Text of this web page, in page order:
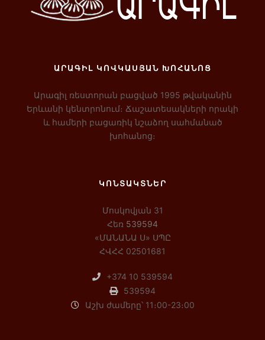
ԱՐԱԳԻԼ ԿՈՎԿԱՍՅԱՆ ԽՈՀԱՆՈՑ
Արագիլ ռեստորան բացված 1995 թվականին
Երևանի կենտրոնում։ Ճաշատեսակների որակի
և համերի բացառիկ նշաձող սահմանած
խոհանոց։
ԿՈՆՏԱԿՏՆԵՐ
Մոսկովյան 31
Հեռ 539594
«ՄԱՆԱՆԱ Ս» ՍՊԸ
ՀՎՀՀ 02501681
+374 10 539594
539594
Աշխ ժամերը՝ 11։00-23։00